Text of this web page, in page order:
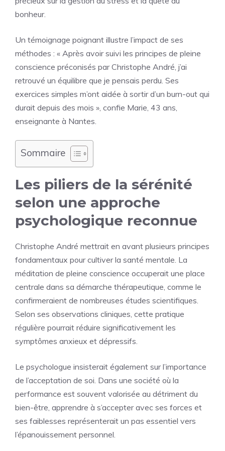
bonheur.
Un témoignage poignant illustre l’impact de ses
méthodes : « Après avoir suivi les principes de pleine
conscience préconisés par Christophe André, j’ai
retrouvé un équilibre que je pensais perdu. Ses
exercices simples m’ont aidée à sortir d’un burn-out qui
durait depuis des mois », confie Marie, 43 ans,
enseignante à Nantes.
Sommaire
Les piliers de la sérénité
selon une approche
psychologique reconnue
Christophe André mettrait en avant plusieurs principes
fondamentaux pour cultiver la santé mentale. La
méditation de pleine conscience occuperait une place
centrale dans sa démarche thérapeutique, comme le
confirmeraient de nombreuses études scientifiques.
Selon ses observations cliniques, cette pratique
régulière pourrait réduire significativement les
symptômes anxieux et dépressifs.
Le psychologue insisterait également sur l’importance
de l’acceptation de soi. Dans une société où la
performance est souvent valorisée au détriment du
bien-être, apprendre à s’accepter avec ses forces et
ses faiblesses représenterait un pas essentiel vers
l’épanouissement personnel.